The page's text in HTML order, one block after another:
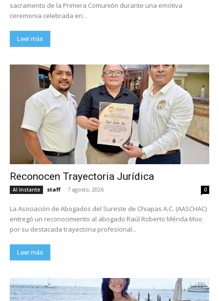
sacramento de la Primera Comunión durante una emotiva
ceremonia celebrada en...
Leer más
Reconocen Trayectoria Jurídica
Al Instante staff - 7 agosto, 2026 0
La Asociación de Abogados del Sureste de Chiapas A.C. (AASCHAC)
entregó un reconocimiento al abogado Raúl Roberto Mérida Moo
por su destacada trayectoria profesional...
Leer más